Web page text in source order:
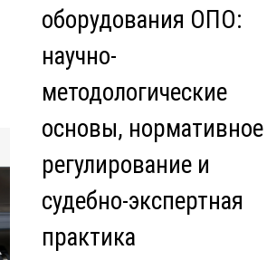
оборудования ОПО:
научно-
методологические
основы, нормативное
регулирование и
судебно-экспертная
практика